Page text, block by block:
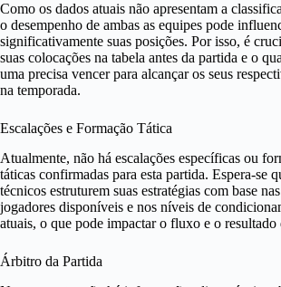
Como os dados atuais não apresentam a
o desempenho de ambas as equipes pode
significativamente suas posições. Por isso, é
suas colocações na tabela antes da partida e o
uma precisa vencer para alcançar os seus
na temporada.
Escalações e Formação Tática
Atualmente, não há escalações específicas ou
táticas confirmadas para esta partida. Espera-se
técnicos estruturem suas estratégias com base
jogadores disponíveis e nos níveis de
atuais, o que pode impactar o fluxo e o resultado
Árbitro da Partida